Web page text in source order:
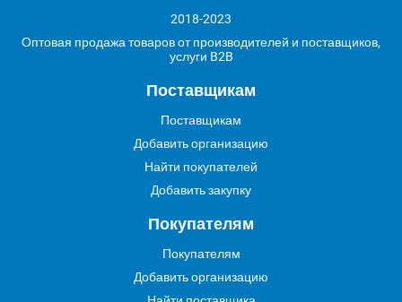
2018-2023
Оптовая продажа товаров от производителей и поставщиков,
услуги B2B
Поставщикам
Поставщикам
Добавить организацию
Найти покупателей
Добавить закупку
Покупателям
Покупателям
Добавить организацию